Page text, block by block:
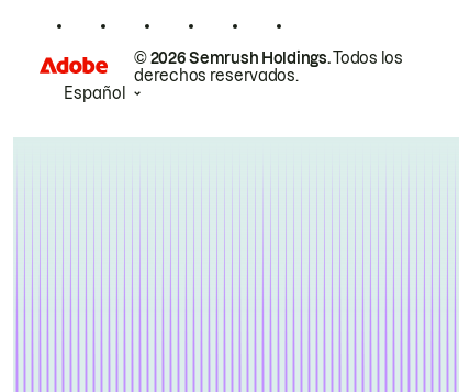
© 2026 Semrush Holdings.Todos los
derechos reservados.
Español